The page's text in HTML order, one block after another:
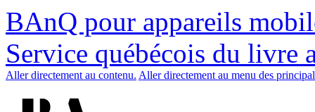
BAnQ pour appareils
Service québécois du livre
Aller directement au contenu. Aller directement au menu des